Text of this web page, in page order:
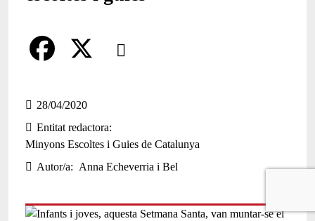
Comparteix
a
c
o
28/04/2020
Entitat redactora
Minyons Escoltes i Guies de Catalunya
Autor/a
Anna Echeverria i Bel